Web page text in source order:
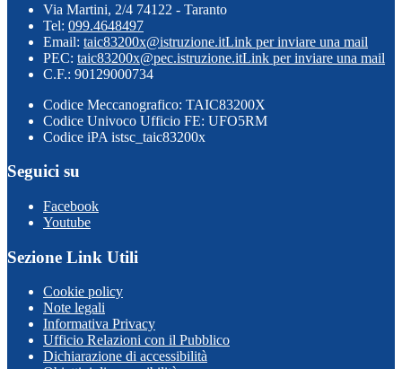
Via Martini, 2/4 74122 - Taranto
Tel: 099.4648497
Email: taic83200x@istruzione.itLink per inviare una mail
PEC: taic83200x@pec.istruzione.itLink per inviare una mail
C.F.: 90129000734
Codice Meccanografico: TAIC83200X
Codice Univoco Ufficio FE: UFO5RM
Codice iPA istsc_taic83200x
Seguici su
Facebook
Youtube
Sezione Link Utili
Cookie policy
Note legali
Informativa Privacy
Ufficio Relazioni con il Pubblico
Dichiarazione di accessibilità